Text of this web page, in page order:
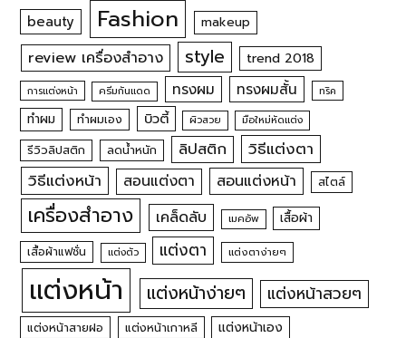
beauty Fashion makeup
review เครื่องสำอาง style trend 2018
การแต่งหน้า ครีมกันแดด ทรงผม ทรงผมสั้น ทริค
ทำผม ทำผมเอง บิวตี้ ผิวสวย มือใหม่หัดแต่ง
รีวิวลิปสติก ลดน้ำหนัก ลิปสติก
วิธีแต่งตา
วิธีแต่งหน้า
สอนแต่งตา สอนแต่งหน้า สไตล์
เครื่องสำอาง เคล็ดลับ เมคอัพ เสื้อผ้า
เสื้อผ้าแฟชั่น แต่งตัว แต่งตา แต่งตาง่ายๆ
แต่งหน้า แต่งหน้าง่ายๆ แต่งหน้าสวยๆ
แต่งหน้าสายฝอ แต่งหน้าเกาหลี แต่งหน้าเอง